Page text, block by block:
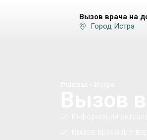
Вызов врача на
Город Истра